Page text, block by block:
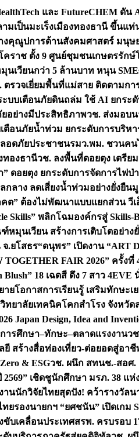
และ FutureCHEM
มเป็นมะเร็งเมืองทองธานี ขึ้นแท่
งคุณูปการด้านสังคมศาสตร์ มนุ
ราช ตั้ง 9 ศูนย์ชุมชนเกษตรรัก
นเวียนกว่า 5 ล้านบาท หนุน
. ตรวจเยี่ยมพื้นที่แม่สาย ติดตามก
บบเตือนภัยดินถล่ม ใช้ AI ยกระ
อย่างมีประสิทธิภาพวช. ส่งมอบน
ตือนภัยน้ำท่วม ยกระดับการบริ
อดภัยประชาชนรมว.พม. ชวนคน
ทองธานีวช. ลงพื้นที่ดอยตุง เตรีย
ดอยตุง ยกระดับการจัดการไฟป่
ลาง ลดเสี่ยงน้ำท่วมอย่างยั่งยืน
คต” ต้องไม่พัฒนาแบบแยกส่วน วี
Skills” พลิกโฉมองค์กรสู่
หมุนเวียน สร้างการเติบโตอย่าง
.ยโสธร“ดนุพร” เปิดงาน
TOGETHER FAIR 2026” ค
18 เฉดสี ดึง 7 สาว
ายโอกาสการเรียนรู้ เสริมทักษะ
ทยาลัยเทคนิคโคกสำโรง จังหวัด
Japan Design, Idea and
ารศึกษา–ทักษะ–ตลาดแรงงานว
สร้างสื่อท่องเที่ยว-ต่อยอดสู่อาชี
& ESGวช. ผนึก สทนช.-สอศ.
เชิดชูนักศึกษา มรภ. 38
านนักวิจัยไทยสุดปัง! คว้ารางวัลน
ทยรองนายกฯ “ยศชนัน” เปิดเกม
ขับเคลื่อนประเทศสรพ. ครบรอบ